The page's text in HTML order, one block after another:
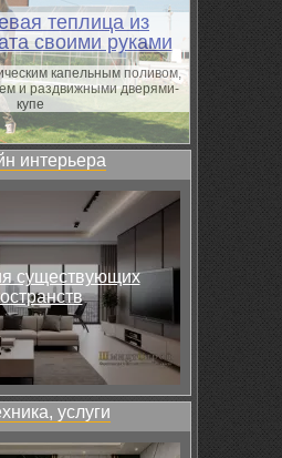
теплица из
своими руками
капельным поливом,
и раздвижными дверями-
купе
интерьера
существующих
услуги